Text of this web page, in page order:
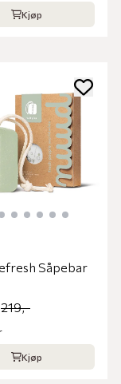
Kjøp
Såpebar
219,-
Kjøp